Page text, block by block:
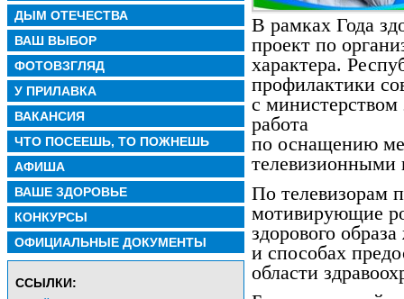
ДЫМ ОТЕЧЕСТВА
ВАШ ВЫБОР
ФОТОВЗГЛЯД
У ПРИЛАВКА
ВАКАНСИЯ
ЧТО ПОСЕЕШЬ, ТО ПОЖНЕШЬ
АФИША
ВАШЕ ЗДОРОВЬЕ
КОНКУРСЫ
ОФИЦИАЛЬНЫЕ ДОКУМЕНТЫ
CСЫЛКИ:
В рамках Года
проект по
характера.
профилактики
с министерством
работа
по оснащению
телевизионными
По телевизорам
мотивирующие
здорового
и способах
области